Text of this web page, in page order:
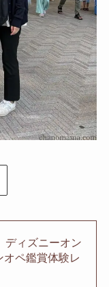
ディズニーオン
オペ鑑賞体験レ